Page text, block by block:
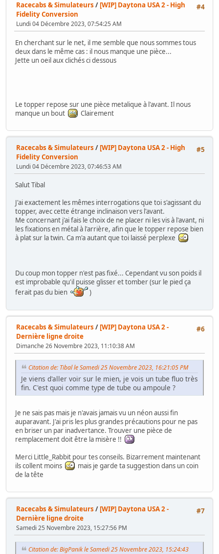
#4
Racecabs & Simulateurs / [WIP] Daytona USA 2 - High
Fidelity Conversion
Lundi 04 Décembre 2023, 07:54:25 AM
En cherchant sur le net, il me semble que nous sommes tous
deux dans le même cas : il nous manque une pièce...
Jette un oeil aux clichés ci dessous
Le topper repose sur une pièce metalique à l'avant. Il nous
manque un bout
Clairement
#5
Racecabs & Simulateurs / [WIP] Daytona USA 2 - High
Fidelity Conversion
Lundi 04 Décembre 2023, 07:46:53 AM
Salut Tibal
J'ai exactement les mêmes interrogations que toi s'agissant du
topper, avec cette étrange inclinaison vers l'avant.
Me concernant j'ai fais le choix de ne placer ni les vis à l'avant, ni
les fixations en métal à l'arrière, afin que le topper repose bien
à plat sur la twin. Ca m'a autant que toi laissé perplexe
Du coup mon topper n'est pas fixé... Cependant vu son poids il
est improbable qu'il puisse glisser et tomber (sur le pied ça
ferait pas du bien
)
#6
Racecabs & Simulateurs / [WIP] Daytona USA 2 -
Dernière ligne droite
Dimanche 26 Novembre 2023, 11:10:38 AM
Citation de: Tibal le Samedi 25 Novembre 2023, 16:21:05 PM
Je viens d'aller voir sur le mien, je vois un tube fluo très
fin. C'est quoi comme type de tube ou ampoule ?
Je ne sais pas mais je n'avais jamais vu un néon aussi fin
auparavant. J'ai pris les plus grandes précautions pour ne pas
en briser un par inadvertance. Trouver une pièce de
remplacement doit être la misère !!
Merci Little_Rabbit pour tes conseils. Bizarrement maintenant
ils collent moins
mais je garde ta suggestion dans un coin
de la tête
#7
Racecabs & Simulateurs / [WIP] Daytona USA 2 -
Dernière ligne droite
Samedi 25 Novembre 2023, 15:27:56 PM
Citation de: BigPanik le Samedi 25 Novembre 2023, 15:24:43